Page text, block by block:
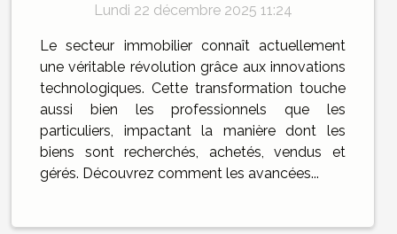
Lundi 22 décembre 2025 11:24
Le secteur immobilier connaît actuellement
une véritable révolution grâce aux innovations
technologiques. Cette transformation touche
aussi bien les professionnels que les
particuliers, impactant la manière dont les
biens sont recherchés, achetés, vendus et
gérés. Découvrez comment les avancées...